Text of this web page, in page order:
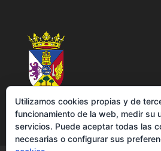
Utilizamos cookies propias y de
funcionamiento de la web, medir su
servicios. Puede aceptar todas las
necesarias o configurar sus